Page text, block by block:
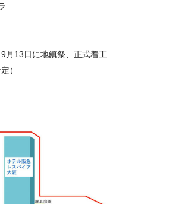
月 13日に地鎮祭、正式着工
）